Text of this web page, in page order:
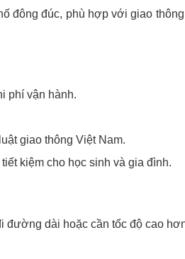
đông đúc, phù hợp với giao
phí vận hành.
giao thông Việt Nam.
kiệm cho học sinh và gia đình.
đường dài hoặc cần tốc độ cao